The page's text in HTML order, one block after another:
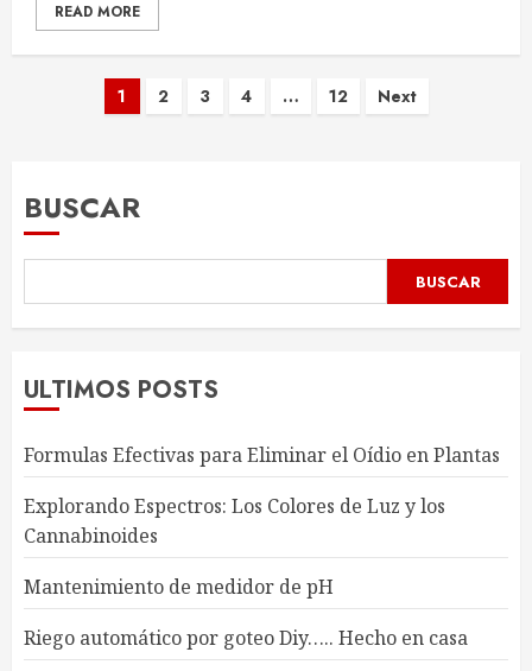
READ MORE
Paginación
entradas
1 2 3 4 … 12 Next
BUSCAR
BUSCAR
ULTIMOS POSTS
Formulas Efectivas para Eliminar el Oídio en Plantas
Explorando Espectros: Los Colores de Luz y los
Cannabinoides
Mantenimiento de medidor de pH
Riego automático por goteo Diy….. Hecho en casa